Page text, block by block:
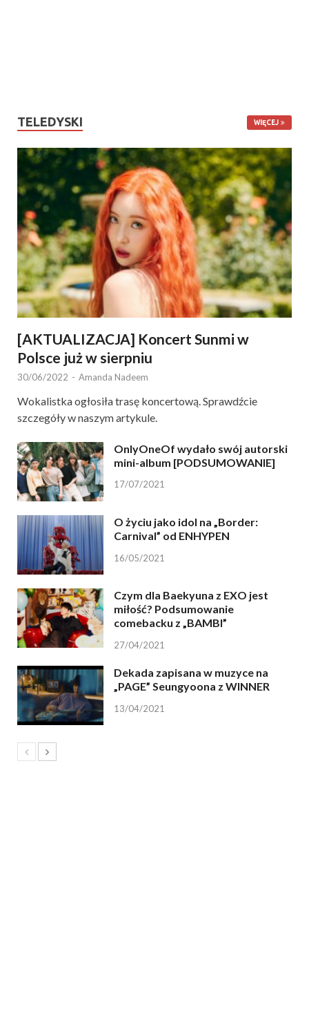
TELEDYSKI WIĘCEJ
[AKTUALIZACJA] Koncert Sunmi w
Polsce już w sierpniu
30/06/2022 - Amanda Nadeem
Wokalistka ogłosiła trasę koncertową. Sprawdźcie
szczegóły w naszym artykule.
OnlyOneOf wydało swój autorski
mini-album [PODSUMOWANIE]
17/07/2021
O życiu jako idol na „Border:
Carnival” od ENHYPEN
16/05/2021
Czym dla Baekyuna z EXO jest
miłość? Podsumowanie
comebacku z „BAMBI”
27/04/2021
Dekada zapisana w muzyce na
„PAGE” Seungyoona z WINNER
13/04/2021